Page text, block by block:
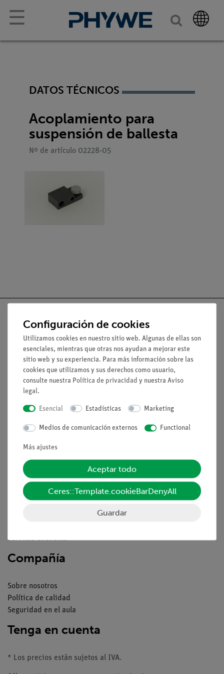
☰
DATOS TÉCNICOS
Acoplamiento para
suspensión de ballesta
Nº de artículo 02228-05
Nach oben
Aviso lega
Contacto
Declaración de privacidad
Pie de imprenta
Servicio
Resumen del servicio
Descargas
Servicio al cliente
Compañía
Sobre nosotros
Política de calidad
Seguridad en el aula
Tenga en cuenta
* Los precios están sujetos al IVA.
Configuración de cookies
Utilizamos cookies en nuestro sitio web. Algunas de ellas son
esenciales, mientras que otras nos ayudan a mejorar este
sitio web y su experiencia. Para más información sobre las
cookies que utilizamos y sus derechos como usuario,
consulte nuestra Política de privacidad y nuestra Aviso
legal.
Esencial Estadísticas Marketing
Medios de comunicación externos Functional
Más ajustes
Aceptar todo
Ceres::Template.cookieBarDenyAll
Guardar